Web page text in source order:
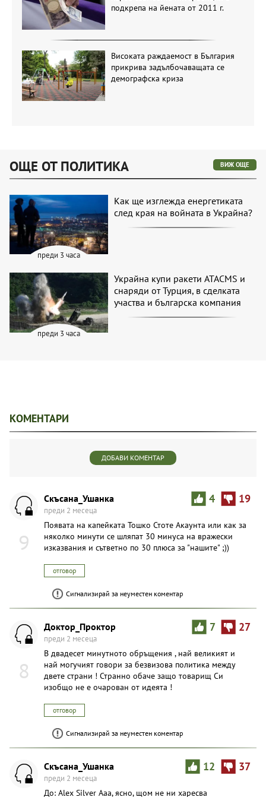
подкрепа на йената от 2011 г.
Високата раждаемост в България
прикрива задълбочаващата се
демографска криза
ОЩЕ ОТ ПОЛИТИКА ВИЖ ОЩЕ
преди 3 часа
Как ще изглежда енергетиката
след края на войната в Украйна?
преди 3 часа
Украйна купи ракети ATACMS и
снаряди от Турция, в сделката
участва и българска компания
КОМЕНТАРИ
ДОБАВИ КОМЕНТАР
9
4 19
Скъсана_Ушанка
преди 2 месеца
Появата на кaпейката Тошко Стоте Акаунта или как за
няколко минути се шляпат 30 минуса на вражески
изказвания и сътветно по 30 плюса за "нашите" ;))
отговор
Сигнализирай за неуместен коментар
8
7 27
Доктор_Проктор
преди 2 месеца
В двадесет минутното обръщения , най великият и
най могучият говори за безвизова политика между
двете страни ! Странно обаче защо товарищ Си
изобщо не е очарован от идеята !
отговор
Сигнализирай за неуместен коментар
12 37
Скъсана_Ушанка
преди 2 месеца
До: Alex Silver Ааа, ясно, щом не ни харесва